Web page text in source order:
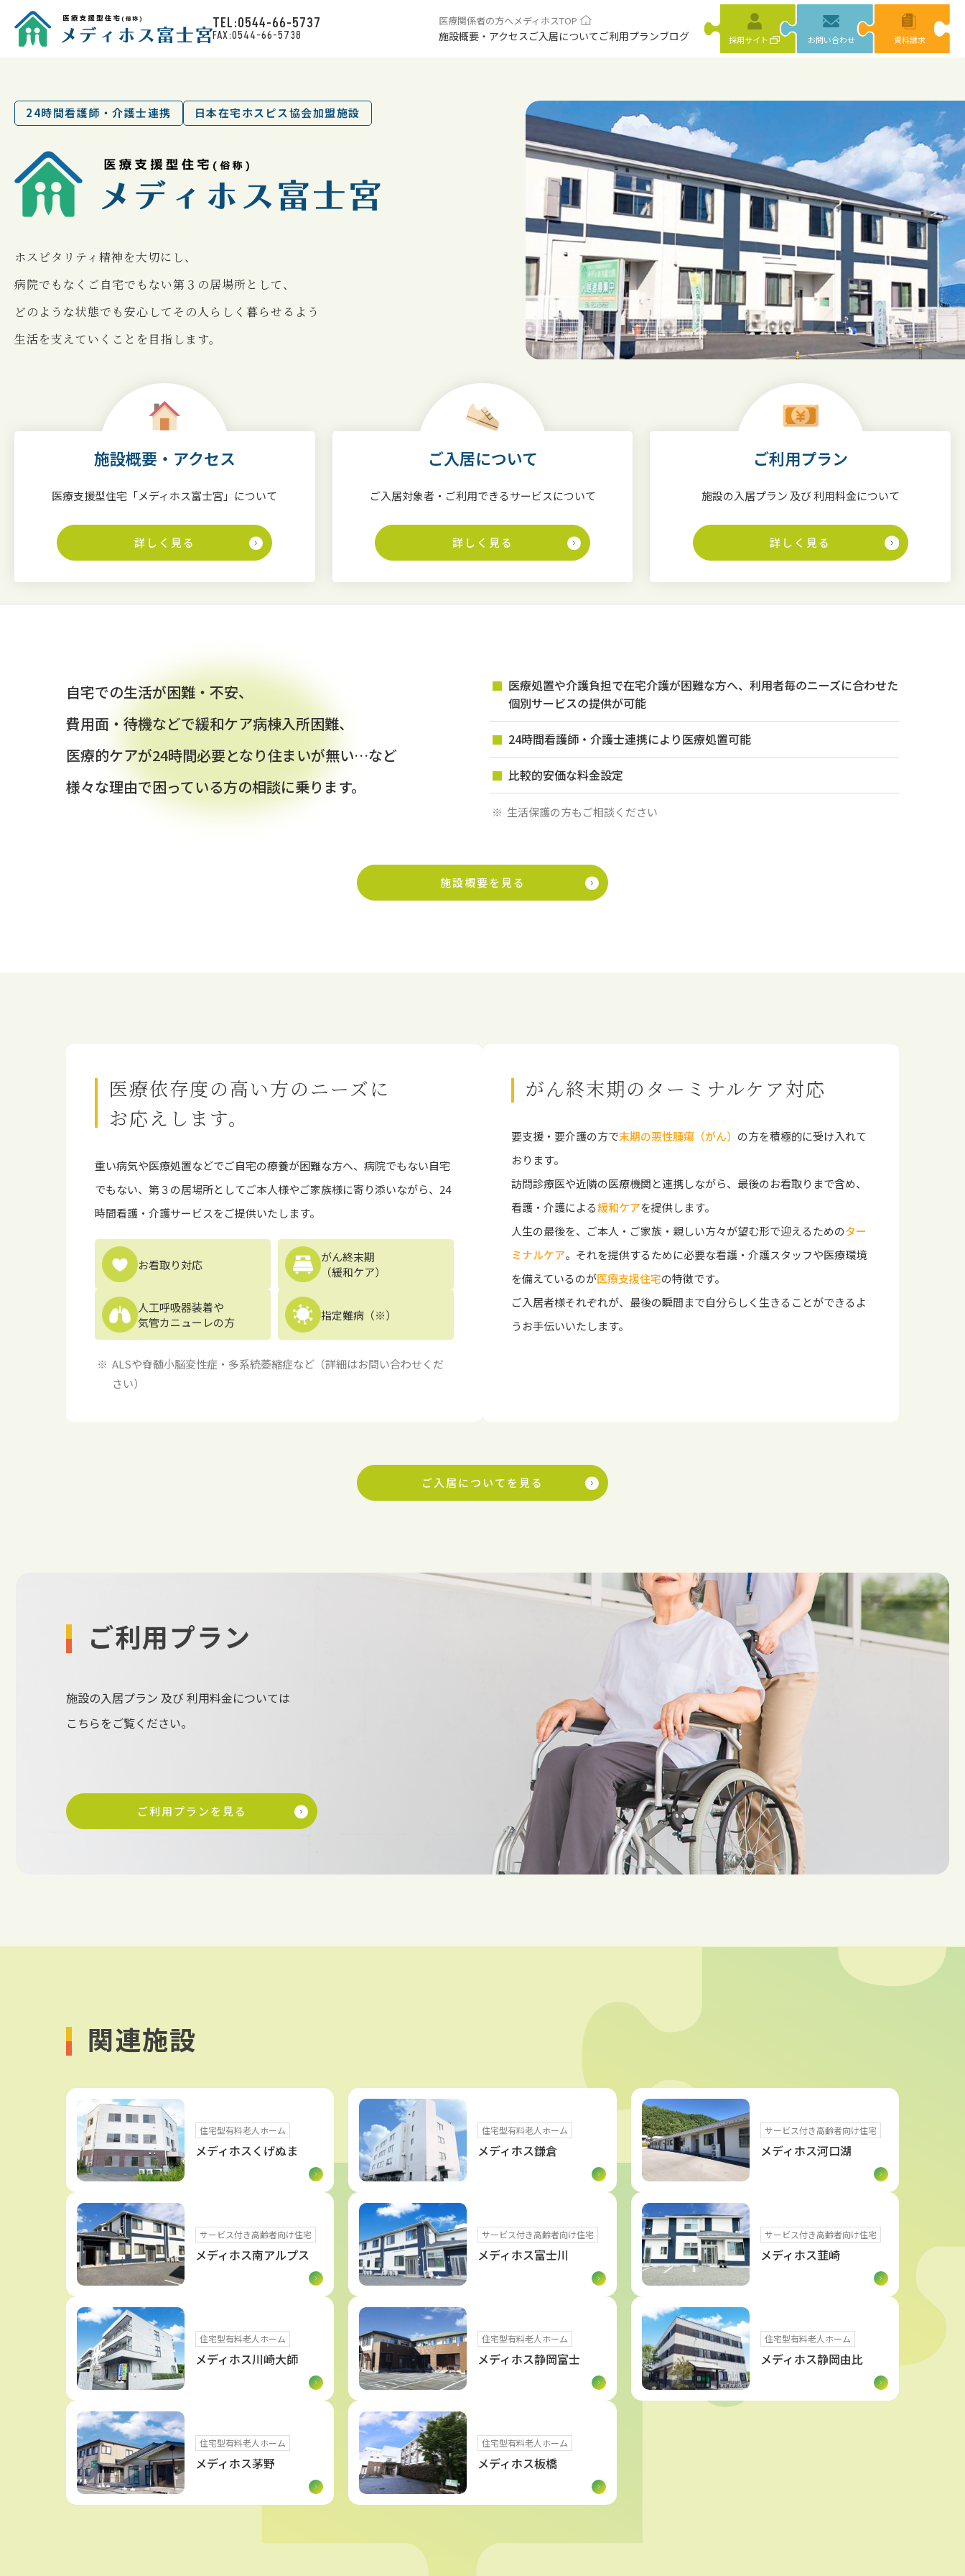
TEL:0544-66-5737
FAX:0544-66-5738
医療関係者の方へメディホスTOP
施設概要・アクセスご入居について ご利用プランブログ 採用サイト お問い合わせ 資料請求
24時間看護師・介護士連携 日本在宅ホスピス協会加盟施設
ホスピタリティ精神を⼤切にし、
病院でもなくご⾃宅でもない第３の居場所として、
どのような状態でも安⼼してその⼈らしく暮らせるよう
⽣活を⽀えていくことを⽬指します。
施設概要・アクセス
医療支援型住宅「メディホス富士宮」について
詳しく見る
ご入居について
ご入居対象者・ご利用できるサービスについて
詳しく見る
ご利用プラン
施設の入居プラン 及び 利用料金について
詳しく見る
自宅での生活が困難・不安、
費用面・待機などで緩和ケア病棟入所困難、
医療的ケアが24時間必要となり住まいが無い…など
様々な理由で困っている方の相談に乗ります。
医療処置や介護負担で在宅介護が困難な方へ、利用者毎のニーズに合わせた
個別サービスの提供が可能
24時間看護師・介護士連携により医療処置可能
比較的安価な料金設定
生活保護の方もご相談ください
施設概要を見る
医療依存度の高い方のニーズに
お応えします。
重い病気や医療処置などでご⾃宅の療養が困難な⽅へ、病院でもない⾃宅
でもない、第３の居場所としてご本⼈様やご家族様に寄り添いながら、24
時間看護・介護サービスをご提供いたします。
お看取り対応
がん終末期
（緩和ケア）
人工呼吸器装着や
気管カニューレの方
指定難病（※）
ALSや脊髄小脳変性症・多系統萎縮症など（詳細はお問い合わせくだ
さい）
がん終末期のターミナルケア対応
要支援・要介護の方で末期の悪性腫瘍（がん） の方を積極的に受け入れて
おります。
訪問診療医や近隣の医療機関と連携しながら、最後のお看取りまで含め、
看護・介護による緩和ケアを提供します。
人生の最後を、ご本人・ご家族・親しい方々が望む形で迎えるためのター
ミナルケア。それを提供するために必要な看護・介護スタッフや医療環境
を備えているのが医療支援住宅の特徴です。
ご入居者様それぞれが、最後の瞬間まで自分らしく生きることができるよ
うお手伝いいたします。
ご入居についてを見る
ご利用プラン
施設の入居プラン 及び 利用料金については
こちらをご覧ください。
ご利用プランを見る
関連施設
住宅型有料老人ホーム
メディホスくげぬま
住宅型有料老人ホーム
メディホス鎌倉
サービス付き高齢者向け住宅
メディホス河口湖
サービス付き高齢者向け住宅
メディホス南アルプス
サービス付き高齢者向け住宅
メディホス富士川
サービス付き高齢者向け住宅
メディホス韮崎
住宅型有料老人ホーム
メディホス川崎大師
住宅型有料老人ホーム
メディホス静岡富士
住宅型有料老人ホーム
メディホス静岡由比
住宅型有料老人ホーム
メディホス茅野
住宅型有料老人ホーム
メディホス板橋